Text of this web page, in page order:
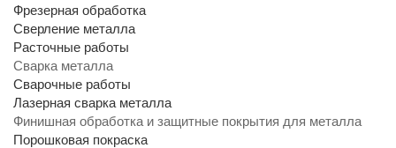
Фрезерная обработка
Сверление металла
Расточные работы
Сварка металла
Сварочные работы
Лазерная сварка металла
Финишная обработка и защитные покрытия для металла
Порошковая покраска